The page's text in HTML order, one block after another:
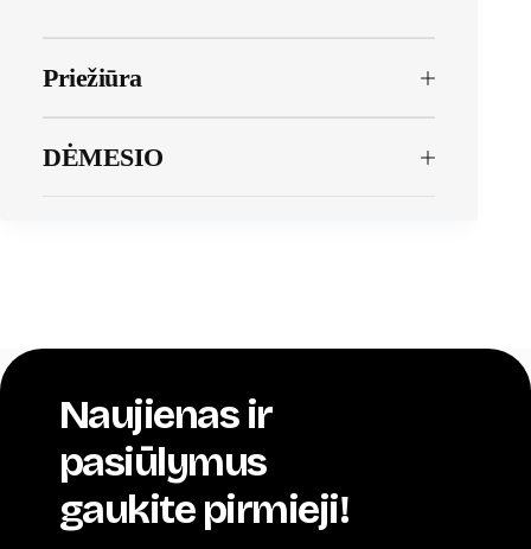
Priežiūra
DĖMESIO
Naujienas ir
pasiūlymus
gaukite pirmieji!